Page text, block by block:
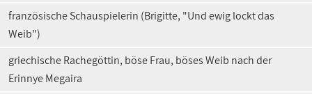
französische Schauspielerin (Brigitte, "Und ewig lockt das
Weib")
griechische Rachegöttin, böse Frau, böses Weib nach der
Erinnye Megaira